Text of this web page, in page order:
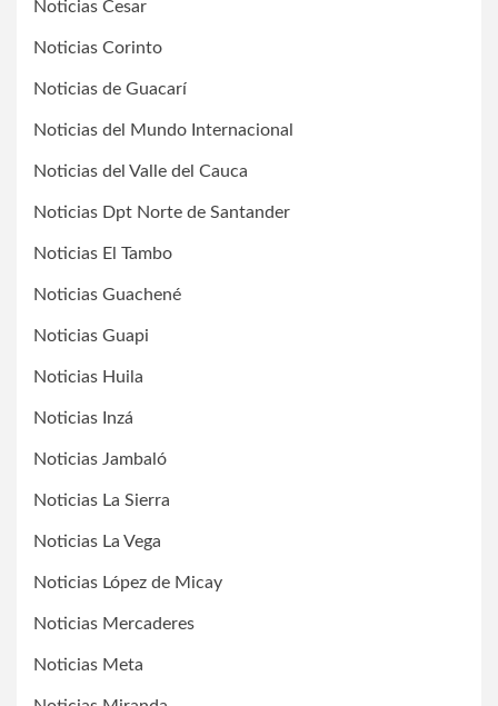
Noticias Cesar
Noticias Corinto
Noticias de Guacarí
Noticias del Mundo Internacional
Noticias del Valle del Cauca
Noticias Dpt Norte de Santander
Noticias El Tambo
Noticias Guachené
Noticias Guapi
Noticias Huila
Noticias Inzá
Noticias Jambaló
Noticias La Sierra
Noticias La Vega
Noticias López de Micay
Noticias Mercaderes
Noticias Meta